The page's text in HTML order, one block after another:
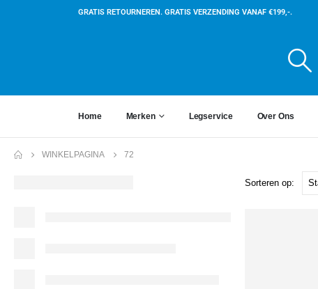
GRATIS RETOURNEREN. GRATIS VERZENDING VANAF €199,-.
Home Merken Legservice Over Ons
WINKELPAGINA 72
Sorteren op: